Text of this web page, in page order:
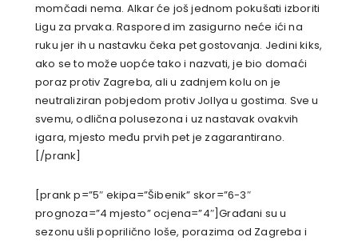
momčadi nema. Alkar će još jednom pokušati izboriti
Ligu za prvaka. Raspored im zasigurno neće ići na
ruku jer ih u nastavku čeka pet gostovanja. Jedini kiks,
ako se to može uopće tako i nazvati, je bio domaći
poraz protiv Zagreba, ali u zadnjem kolu on je
neutraliziran pobjedom protiv Jollya u gostima. Sve u
svemu, odlična polusezona i uz nastavak ovakvih
igara, mjesto među prvih pet je zagarantirano.
[/prank]
[prank p=”5″ ekipa=”Šibenik” skor=”6-3″
prognoza=”4 mjesto” ocjena=”4″]Građani su u
sezonu ušli poprilično loše, porazima od Zagreba i